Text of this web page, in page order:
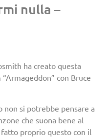
nulla –
ha creato questa
con Bruce
si potrebbe pensare a
che suona bene al
proprio questo con il